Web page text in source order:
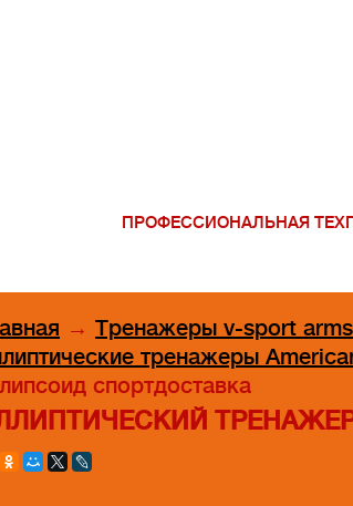
ПРОФЕССИОНАЛЬНАЯ
→ Тренажеры v-sport
тренажеры
спортдоставка